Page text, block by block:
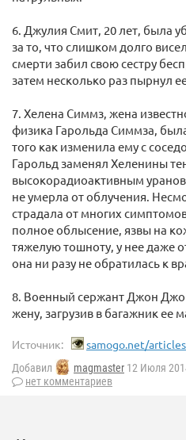
6. Джулия Смит, 20 лет, была
за то, что слишком долго
смерти забил свою сестру
затем несколько раз пырнул
7. Хелена Симмз, жена
физика Гарольда Симмза,
того как изменила ему с
Гарольд заменял Хеленины
высокорадиоактивным
не умерла от облучения.
страдала от многих
полное облысение, язвы на
тяжелую тошноту, у нее даже
она ни разу не обратилась к
8. Военный сержант Джон
жену, загрузив в багажник ее
Источник: samogo.net/
Добавил magmaster 12 Июля
нет комментариев